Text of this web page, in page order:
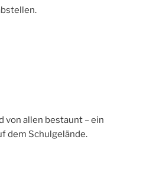
von allen bestaunt – ein
dem Schulgelände.